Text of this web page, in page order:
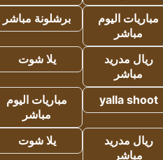
مباريات اليوم
مباشر
برشلونة مباشر
ريال مدريد
مباشر
يلا شوت
yalla shoot
مباريات اليوم
مباشر
ريال مدريد
مباشر
يلا شوت